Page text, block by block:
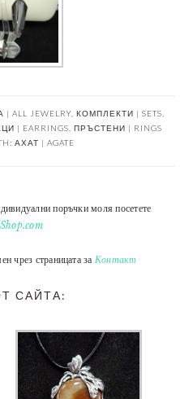
ALL JEWELRY КОМПЛЕКТИ | SETS
| EARRINGS ПРЪСТЕНИ | RINGS
АХАТ | AGATE
поръчки моля посетете
чрез страницата за Контакт
САЙТА: